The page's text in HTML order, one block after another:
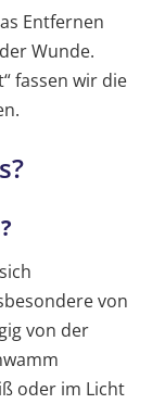
Entfernen
Wunde.
fassen wir die
von
von der
oder im Licht